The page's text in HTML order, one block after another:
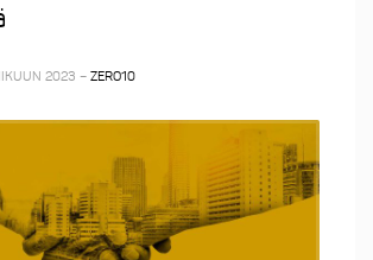
2023 – ZERO10